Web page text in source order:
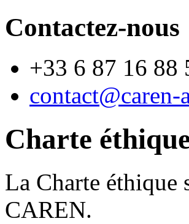
Contactez-nous
+33 6 87 16 88
contact@caren-
Charte
La Charte éthique
CAREN.